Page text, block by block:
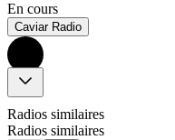
En cours
Caviar Radio
Radios similaires
Radios similaires